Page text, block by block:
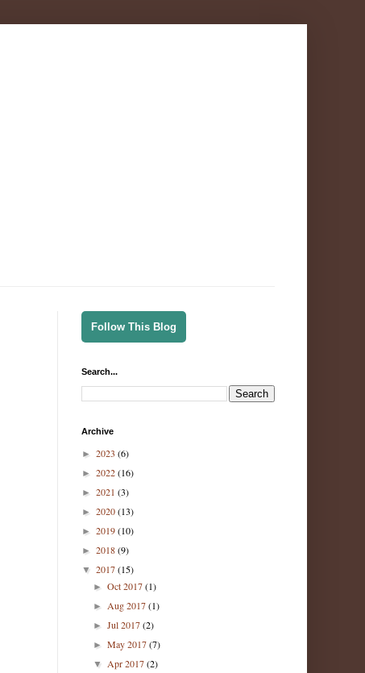
Follow This Blog
Search...
Archive
► 2023 (6)
► 2022(16)
► 2021 (3)
► 2020(13)
► 2019(10)
► 2018(9)
▼ 2017(15)
►Oct 2017(1)
►Aug 2017(1)
►Jul 2017(2)
►May 2017(7)
▼Apr 2017(2)